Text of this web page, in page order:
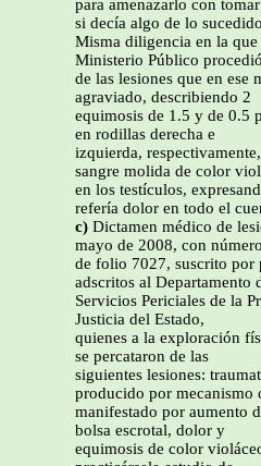
para amenazarlo con
si decía algo de lo
Misma diligencia en la que
Ministerio Público
de las lesiones que en ese
agraviado, describiendo 2
equimosis de 1.5 y de 0.5
en rodillas derecha e
izquierda,
sangre molida de color
en los testículos,
refería dolor en todo el
c) Dictamen médico de
mayo de 2008, con número
de folio 7027, suscrito por
adscritos al Departamento
Servicios Periciales de la
Justicia del Estado,
quienes a la exploración
se percataron de las
siguientes lesiones:
producido por mecanismo
manifestado por aumento
bolsa escrotal, dolor y
equimosis de color